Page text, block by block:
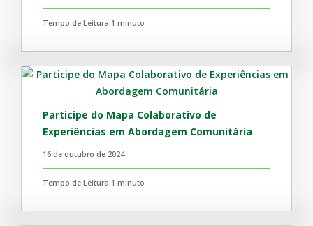
Tempo de Leitura 1 minuto
Participe do Mapa Colaborativo de
Experiências em Abordagem Comunitária
16 de outubro de 2024
Tempo de Leitura 1 minuto